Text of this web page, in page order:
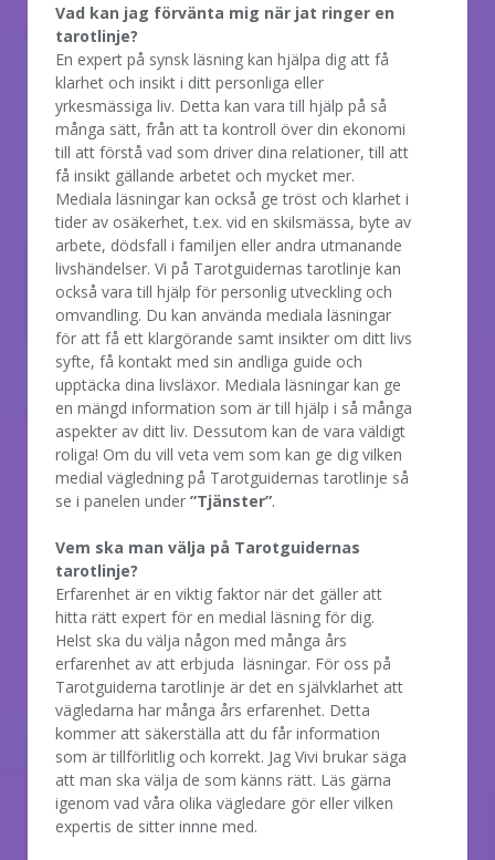
Vad kan jag förvänta mig när jat ringer en
tarotlinje?
En expert på synsk läsning kan hjälpa dig att få
klarhet och insikt i ditt personliga eller
yrkesmässiga liv. Detta kan vara till hjälp på så
många sätt, från att ta kontroll över din ekonomi
till att förstå vad som driver dina relationer, till att
få insikt gällande arbetet och mycket mer.
Mediala läsningar kan också ge tröst och klarhet i
tider av osäkerhet, t.ex. vid en skilsmässa, byte av
arbete, dödsfall i familjen eller andra utmanande
livshändelser. Vi på Tarotguidernas tarotlinje kan
också vara till hjälp för personlig utveckling och
omvandling. Du kan använda mediala läsningar
för att få ett klargörande samt insikter om ditt livs
syfte, få kontakt med sin andliga guide och
upptäcka dina livsläxor. Mediala läsningar kan ge
en mängd information som är till hjälp i så många
aspekter av ditt liv. Dessutom kan de vara väldigt
roliga! Om du vill veta vem som kan ge dig vilken
medial vägledning på Tarotguidernas tarotlinje så
se i panelen under ”Tjänster”.
Vem ska man välja på Tarotguidernas
tarotlinje?
Erfarenhet är en viktig faktor när det gäller att
hitta rätt expert för en medial läsning för dig.
Helst ska du välja någon med många års
erfarenhet av att erbjuda läsningar. För oss på
Tarotguiderna tarotlinje är det en självklarhet att
vägledarna har många års erfarenhet. Detta
kommer att säkerställa att du får information
som är tillförlitlig och korrekt. Jag Vivi brukar säga
att man ska välja de som känns rätt. Läs gärna
igenom vad våra olika vägledare gör eller vilken
expertis de sitter innne med.